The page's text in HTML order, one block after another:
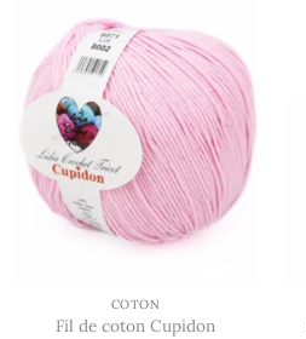
COTON
Fil de coton Cupidon